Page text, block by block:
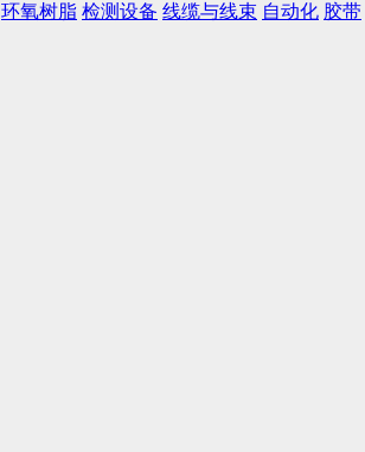
环氧树脂 检测设备 线缆与线束 自动化 胶带